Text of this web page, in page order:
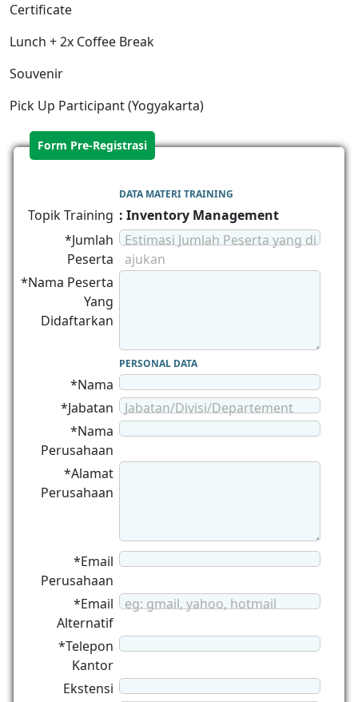
Certificate
Lunch + 2x Coffee Break
Souvenir
Pick Up Participant (Yogyakarta)
Form Pre-Registrasi
DATA MATERI TRAINING
Topik Training : Inventory Management
*Jumlah
Peserta
Estimasi Jumlah Peserta yang di
ajukan
*Nama Peserta
Yang
Didaftarkan
PERSONAL DATA
*Nama
*Jabatan
Jabatan/Divisi/Departement
*Nama
Perusahaan
*Alamat
Perusahaan
*Email
Perusahaan
*Email
Alternatif
eg: gmail, yahoo, hotmail
*Telepon
Kantor
Ekstensi